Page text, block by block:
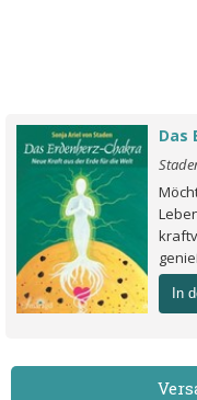
Das
In